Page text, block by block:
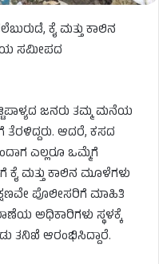
ಕೈ ಮತ್ತು ಕಾಲಿನ
ಸಮೀಪದ
ಜನರು ತಮ್ಮ ಮನೆಯ
ಆದರೆ, ಕಸದ
ಎಲ್ಲರೂ ಒಮ್ಮೆಗೆ
ಮತ್ತು ಕಾಲಿನ ಮೂಳೆಗಳು
ಪೊಲೀಸರಿಗೆ ಮಾಹಿತಿ
ಅಧಿಕಾರಿಗಳು ಸ್ಥಳಕ್ಕೆ
ತನಿಖೆ ಆರಂಭಿಸಿದ್ದಾರೆ.